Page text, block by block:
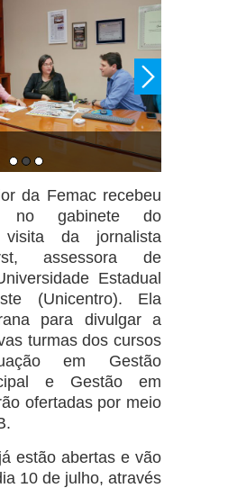
da Femac recebeu
no gabinete do
da jornalista
assessora de
Estadual
(Unicentro). Ela
para divulgar a
turmas dos cursos
em Gestão
e Gestão em
ofertadas por meio
estão abertas e vão
10 de julho, através